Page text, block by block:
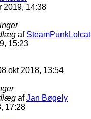
2019, 14:38
af SteamPunkLolcat
15:23
okt 2018, 13:54
afJan Bøgely
17:28